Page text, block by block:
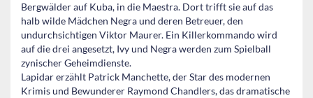
Bergwälder auf Kuba, in die Maestra. Dort trifft sie auf das
halb wilde Mädchen Negra und deren Betreuer, den
undurchsichtigen Viktor Maurer. Ein Killerkommando wird
auf die drei angesetzt, Ivy und Negra werden zum Spielball
zynischer Geheimdienste.
Lapidar erzählt Patrick Manchette, der Star des modernen
Krimis und Bewunderer Raymond Chandlers, das dramatische